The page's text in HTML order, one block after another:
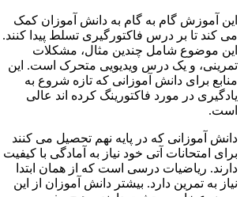
این آموزش گام به گام به دانش آموزان کمک
می کند تا بر درس فاکتورگیری تسلط پیدا کنند.
این موضوع شامل چندین مثال، مشکلات
تمرینی، و یک درس ویدیویی متحرک است. این
منابع برای دانش آموزانی که تازه شروع به
یادگیری در مورد فاکتورینگ کرده اند عالی
است.
دانش آموزانی که در پایه نهم تحصیل می کنند
برای امتحانات آتی خود نیاز به آمادگی با کیفیت
دارند. ریاضیات درسی است که از همان ابتدا
نیاز به تمرین دارد. بیشتر دانش آموزان از این